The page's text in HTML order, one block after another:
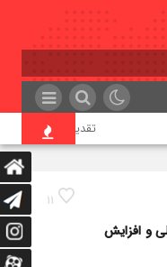
تقدیر معاون اول
11
و افزایش